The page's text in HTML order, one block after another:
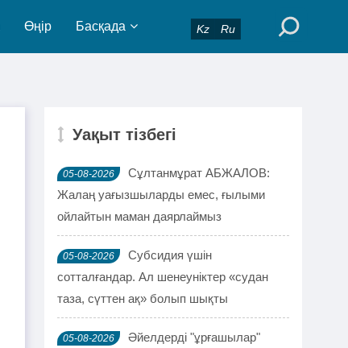
Kz Ru
Өңір Басқада
Уақыт тізбегі
05-08-2026
Сұлтанмұрат АБЖАЛОВ:
Жалаң уағызшыларды емес, ғылыми
ойлайтын маман даярлаймыз
05-08-2026
Субсидия үшін
сотталғандар. Ал шенеуніктер «судан
таза, сүттен ақ» болып шықты
05-08-2026
Әйелдерді "ұрғашылар"